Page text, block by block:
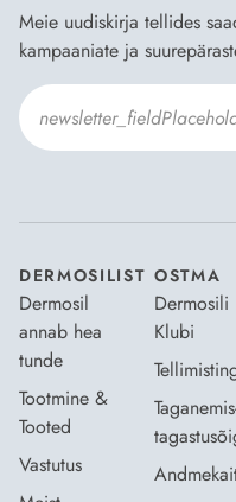
Meie uudiskirja tellides
kampaaniate ja
DERMOSILIST
Dermosil
annab hea
tunde
Tootmine &
Tooted
Vastutus
OSTMA
Dermosili
Klubi